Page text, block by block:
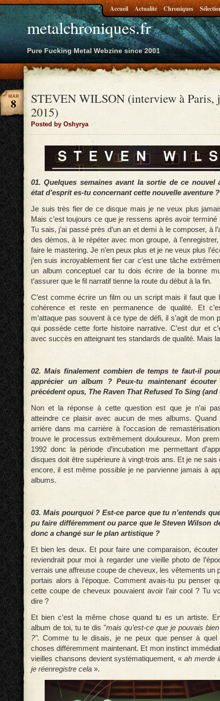
metalchroniques.fr
Pure Fucking Metal Webzine since 2001
Accueil Actualité Chroniques
STEVEN WILSON (interview à Paris,
2015)
Posted by Oshyrya
MAR
8
01. Quelques semaines avant la sortie de ce nouvel
état d’esprit es-tu concernant cette nouvelle aventure ?
Je suis très fier de ce disque mais je ne veux plus
Mais c’est toujours ce que je ressens après avoir terminé
Tu sais, j’ai passé près d’un an et demi à le composer, à
des démos, à le répéter avec mon groupe, à
faire le mastering. Je n’en peux plus et je ne veux plus
j’en suis incroyablement fier car c’est une tâche
un album conceptuel car tu dois écrire de la bonne
t’assurer que le fil narratif tienne la route du début à la fin.
C’est comme écrire un film ou un script mais il faut que
cohérence et reste en permanence de qualité. Et
m’attaque pas souvent à ce type de défi, il s’agit de mon
qui possède cette forte histoire narrative. C’est dur et
avec succès en atteignant tes standards de qualité. Mais
02. Mais finalement combien de temps te faut-il
apprécier un album ? Peux-tu maintenant
précédent opus, The Raven That Refused To Sing
Non et la réponse à cette question est que je n’ai
atteindre ce plaisir avec aucun de mes albums.
arrière dans ma carrière à l’occasion de
trouve le processus extrêmement douloureux. Mon
1992 donc la période d’incubation me permettant
disques doit être supérieure à vingt-trois ans. Et je ne
encore, il est même possible je ne parvienne jamais à
albums.
03. Mais pourquoi ? Est-ce parce que tu n’entends
pu faire différemment ou parce que le Steven Wilson
donc a changé sur le plan artistique ?
Et bien les deux. Et pour faire une comparaison,
reviendrait pour moi à regarder une vieille photo de
verrais une affreuse coupe de cheveux, les vêtements un
portais alors à l’époque. Comment avais-tu pu penser
cette coupe de cheveux pouvaient avoir l’air cool ? Tu
dire ?
Et bien c’est la même chose quand tu es un artiste.
album de toi, tu te dis "mais qu’est-ce que je pouvais
?". Comme tu le disais, je ne peux que penser à quel
choses différemment maintenant. Et mon instinct
vieilles chansons devient systématiquement, « ah merde
je réenregistre cela ».